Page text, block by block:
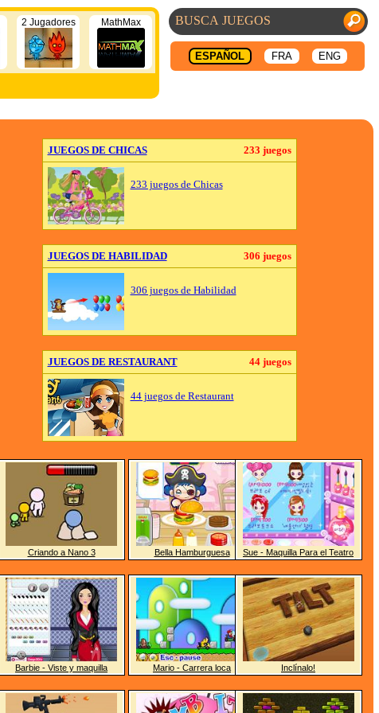
ESPAÑOL FRA ENG
2 Jugadores MathMax
JUEGOS DE CHICAS 233 juegos
233 juegos de Chicas
JUEGOS DE HABILIDAD 306 juegos
306 juegos de Habilidad
JUEGOS DE RESTAURANT 44 juegos
44 juegos de Restaurant
Criando a Nano 3
Barbie - Viste y maquilla
Bella Hamburguesa
Mario - Carrera loca
Sue - Maquilla Para el Teatro
Inclínalo!